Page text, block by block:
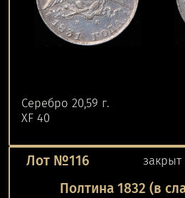
Серебро 20,59 г.
XF 40
Лот №116 закрыт
Полтина 1832 (в